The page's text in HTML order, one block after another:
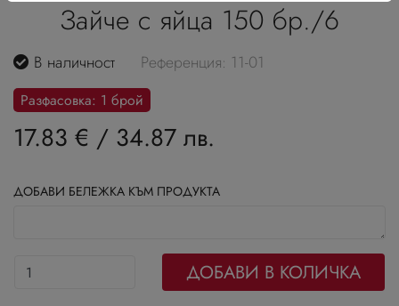
Зайче с яйца 150 бр./6
В наличност Референция: 11-01
Разфасовка: 1 брой
17.83 € / 34.87 лв.
ДОБАВИ БЕЛЕЖКА КЪМ ПРОДУКТА
ДОБАВИ В КОЛИЧКА